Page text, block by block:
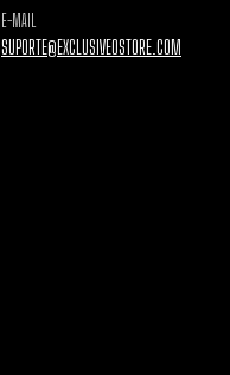
E-MAIL
SUPORTE@EXCLUSIVEOSTORE.COM